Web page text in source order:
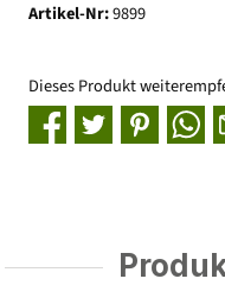
Artikel-Nr:9899
Dieses Produkt